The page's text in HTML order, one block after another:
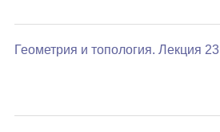
Геометрия и топология. Лекция 23